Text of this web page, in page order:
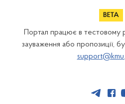
Портал працює в тестовому
зауваження або пропозиції,